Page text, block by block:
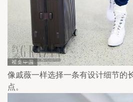
像戚薇一样选择一条有设计细节的
点。